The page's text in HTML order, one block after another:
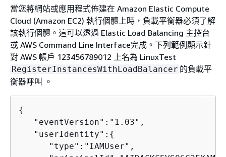
當您將網站或應用程式佈建在 Amazon Elastic Compute
Cloud (Amazon EC2) 執行個體上時，負載平衡器必須了解
該執行個體。這可以透過 Elastic Load Balancing 主控台
或 AWS Command Line Interface完成。下列範例顯示針
對 AWS 帳戶 123456789012 上名為 LinuxTest
RegisterInstancesWithLoadBalancer 的負載平
衡器呼叫 。
{
   "eventVersion":"1.03",
   "userIdentity":
{
      "type":"IAMUser",